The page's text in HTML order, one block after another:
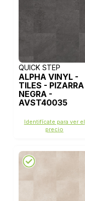
QUICK STEP
ALPHA VINYL -
TILES - PIZARRA
NEGRA -
AVST40035
Identifícate para ver el
precio